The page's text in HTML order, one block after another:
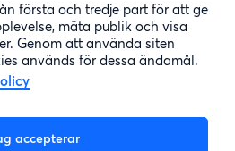
första och tredje part för att ge
mäta publik och visa
Genom att använda siten
används för dessa ändamål.
accepterar